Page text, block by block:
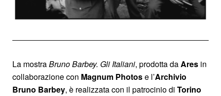
La mostraBruno Barbey. Gli Italiani, prodotta daAres in
collaborazione con Magnum Photose l’Archivio
Bruno Barbey, è realizzata con il patrocinio di Torino